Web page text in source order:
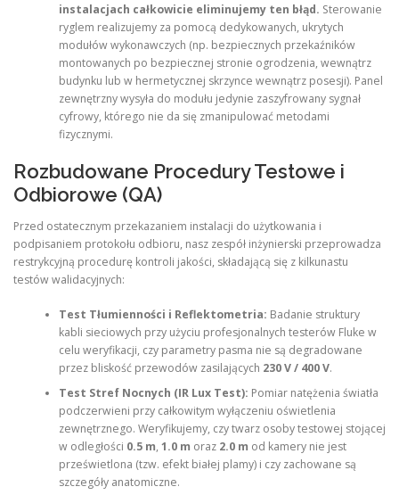
instalacjach całkowicie eliminujemy ten błąd. Sterowanie
ryglem realizujemy za pomocą dedykowanych, ukrytych
modułów wykonawczych (np. bezpiecznych przekaźników
montowanych po bezpiecznej stronie ogrodzenia, wewnątrz
budynku lub w hermetycznej skrzynce wewnątrz posesji). Panel
zewnętrzny wysyła do modułu jedynie zaszyfrowany sygnał
cyfrowy, którego nie da się zmanipulować metodami
fizycznymi.
Rozbudowane Procedury Testowe i
Odbiorowe (QA)
Przed ostatecznym przekazaniem instalacji do użytkowania i
podpisaniem protokołu odbioru, nasz zespół inżynierski przeprowadza
restrykcyjną procedurę kontroli jakości, składającą się z kilkunastu
testów walidacyjnych:
Test Tłumienności i Reflektometria: Badanie struktury
kabli sieciowych przy użyciu profesjonalnych testerów Fluke w
celu weryfikacji, czy parametry pasma nie są degradowane
przez bliskość przewodów zasilających 230 V / 400 V.
Test Stref Nocnych (IR Lux Test): Pomiar natężenia światła
podczerwieni przy całkowitym wyłączeniu oświetlenia
zewnętrznego. Weryfikujemy, czy twarz osoby testowej stojącej
w odległości 0.5 m, 1.0 m oraz 2.0 m od kamery nie jest
prześwietlona (tzw. efekt białej plamy) i czy zachowane są
szczegóły anatomiczne.